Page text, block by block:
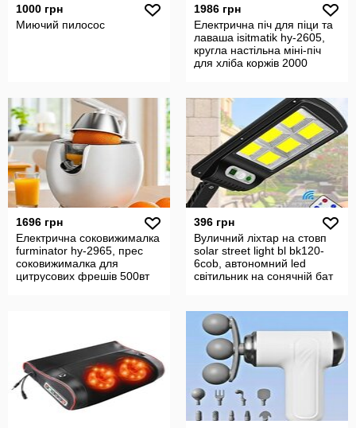
1000 грн
Миючий пилосос
1986 грн
Електрична піч для піци та
лаваша isitmatik hy-2605,
кругла настільна міні-піч
для хліба коржів 2000
1696 грн
Електрична соковижималка
furminator hy-2965, прес
соковижималка для
цитрусових фрешів 500вт
396 грн
Вуличний ліхтар на стовп
solar street light bl bk120-
6cob, автономний led
світильник на сонячній бат